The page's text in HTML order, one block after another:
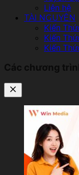
Liên hệ
TÀI NGUYÊN
Kiến
Kiến
Kiến
Các chương